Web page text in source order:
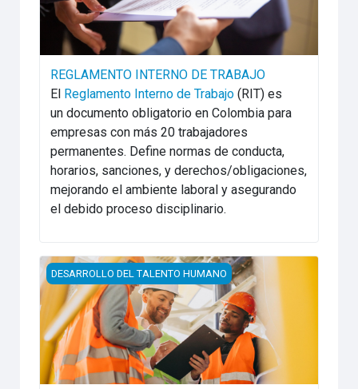
REGLAMENTO INTERNO DE TRABAJO
El Reglamento Interno de Trabajo (RIT) es
un documento obligatorio en Colombia para
empresas con más 20 trabajadores
permanentes. Define normas de conducta,
horarios, sanciones, y derechos/obligaciones,
mejorando el ambiente laboral y asegurando
el debido proceso disciplinario.
INDUCCION Y REINDUCCION INV. CHEELENG
DESARROLLO DEL TALENTO HUMANO